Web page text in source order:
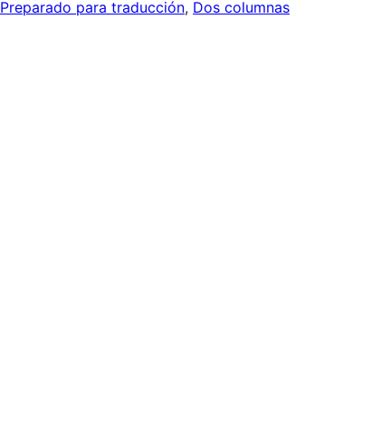
Preparado para traducción, Dos columnas